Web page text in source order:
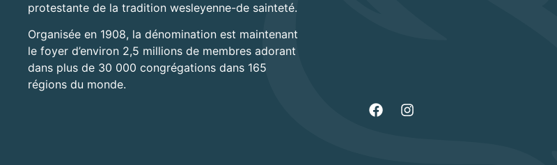
protestante de la tradition wesleyenne-de sainteté.
Organisée en 1908, la dénomination est maintenant
le foyer d’environ 2,5 millions de membres adorant
dans plus de 30 000 congrégations dans 165
régions du monde.